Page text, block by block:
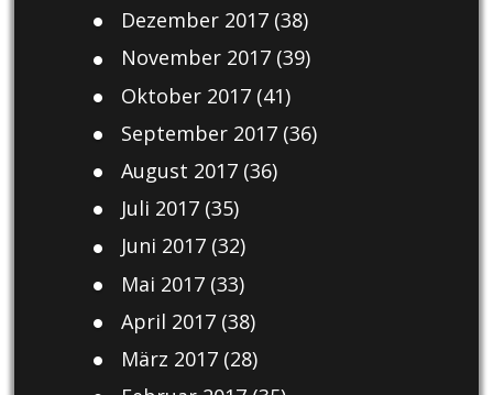
Dezember 2017(38)
November 2017(39)
Oktober 2017(41)
September 2017(36)
August 2017(36)
Juli 2017(35)
Juni 2017(32)
Mai 2017(33)
April 2017(38)
März 2017(28)